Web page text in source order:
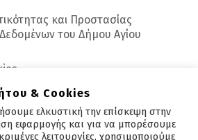
και Προστασίας
του Δήμου Αγίου
& Cookies
ελκυστική την επίσκεψη στην
εφαρμογής και για να μπορέσουμε
λειτουργίες, χρησιμοποιούμε